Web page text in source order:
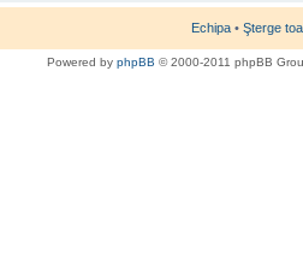
Echipa • Şterge
Powered by phpBB © 2000-2011 phpBB